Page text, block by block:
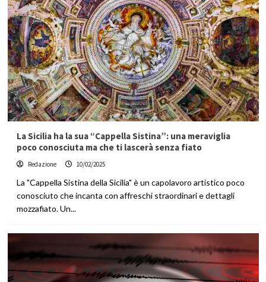
La Sicilia ha la sua “Cappella Sistina”: una meraviglia
poco conosciuta ma che ti lascerà senza fiato
Redazione 10/02/2025
La "Cappella Sistina della Sicilia" è un capolavoro artistico poco
conosciuto che incanta con affreschi straordinari e dettagli
mozzafiato. Un...